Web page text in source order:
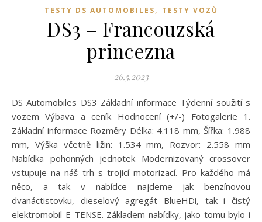
TESTY DS AUTOMOBILES, TESTY VOZŮ
DS3 – Francouzská
princezna
26.5.2023
DS Automobiles DS3 Základní informace Týdenní soužití s
vozem Výbava a ceník Hodnocení (+/-) Fotogalerie 1.
Základní informace Rozměry Délka: 4.118 mm, Šířka: 1.988
mm, Výška včetně ližin: 1.534 mm, Rozvor: 2.558 mm
Nabídka pohonných jednotek Modernizovaný crossover
vstupuje na náš trh s trojicí motorizací. Pro každého má
něco, a tak v nabídce najdeme jak benzínovou
dvanáctistovku, dieselový agregát BlueHDi, tak i čistý
elektromobil E-TENSE. Základem nabídky, jako tomu bylo i